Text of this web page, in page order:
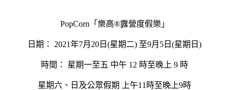
PopCorn「樂高®露營度假樂」
日期： 2021年7月20日(星期二) 至9月5日(星期日)
時間： 星期一至五 中午 12 時至晚上 9 時
星期六、日及公眾假期 上午11時至晚上9時